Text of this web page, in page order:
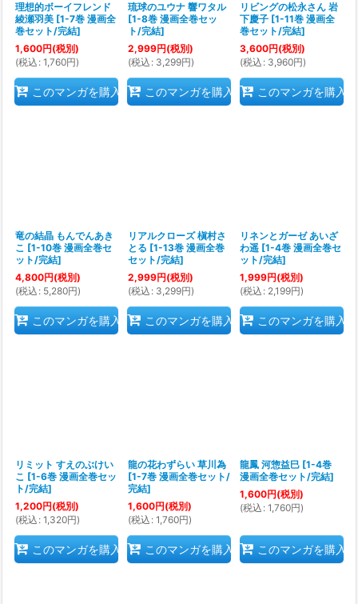
理想的ボーイフレンド
綾瀬羽美 [1-7巻 漫画全
巻セット/完結]
1,600円(税別)
(税込 : 1,760円)
このマンガを購入
琉球のユウナ 響ワタル
[1-8巻 漫画全巻セッ
ト/完結]
2,999円(税別)
(税込 : 3,299円)
このマンガを購入
リビングの松永さん 岩
下慶子 [1-11巻 漫画全
巻セット/完結]
3,600円(税別)
(税込 : 3,960円)
このマンガを購入
竜の結晶 もんでんあき
こ [1-10巻 漫画全巻セ
ット/完結]
4,800円(税別)
(税込 : 5,280円)
このマンガを購入
リアルクローズ 槇村さ
とる [1-13巻 漫画全巻
セット/完結]
2,999円(税別)
(税込 : 3,299円)
このマンガを購入
リネンとガーゼ あいざ
わ遥 [1-4巻 漫画全巻セ
ット/完結]
1,999円(税別)
(税込 : 2,199円)
このマンガを購入
リミット すえのぶけい
こ [1-6巻 漫画全巻セッ
ト/完結]
1,200円(税別)
(税込 : 1,320円)
このマンガを購入
龍の花わずらい 草川為
[1-7巻 漫画全巻セット/
完結]
1,600円(税別)
(税込 : 1,760円)
このマンガを購入
龍鳳 河惣益巳 [1-4巻
漫画全巻セット/完結]
1,600円(税別)
(税込 : 1,760円)
このマンガを購入